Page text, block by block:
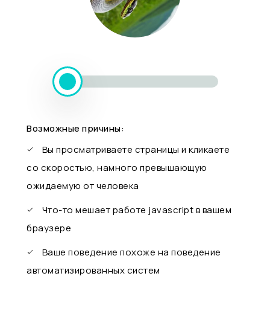
Возможные причины:
Вы просматриваете страницы и кликаете
со скоростью, намного превышающую
ожидаемую от человека
Что-то мешает работе javascript в вашем
браузере
Ваше поведение похоже на поведение
автоматизированных систем